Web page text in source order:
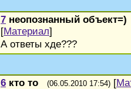
7 неопознанный объект=)
[Материал]
А ответы хде???
6 кто то (06.05.2010 17:54) [